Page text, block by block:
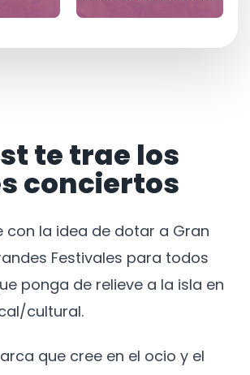
te trae los
conciertos
con la idea de dotar a Gran
Festivales para todos
ponga de relieve a la isla en
cultural.
que cree en el ocio y el